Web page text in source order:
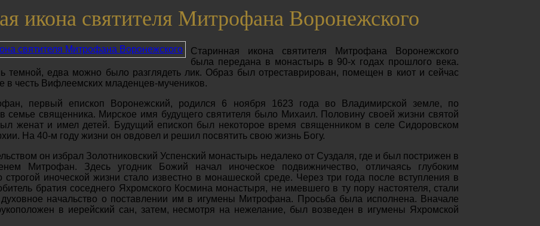
икона святителя Митрофана Воронежского
Старинная икона святителя Митрофана Воронежского
была передана в монастырь в 90-х годах прошлого века.
темной, едва можно было разглядеть лик. Образ был отреставрирован, помещен в киот и сейчас
в честь Вифлеемских младенцев-мучеников.
первый епископ Воронежский, родился 6 ноября 1623 года во Владимирской земле, по
семье священника. Мирское имя будущего святителя было Михаил. Половину своей жизни святой
женат и имел детей. Будущий епископ был некоторое время священником в селе Сидоровском
На 40-м году жизни он овдовел и решил посвятить свою жизнь Богу.
он избрал Золотниковский Успенский монастырь недалеко от Суздаля, где и был пострижен в
Митрофан. Здесь угодник Божий начал иноческое подвижничество, отличаясь глубоким
иноческой жизни стало известно в монашеской среде. Через три года после вступления в
братия соседнего Яхромского Космина монастыря, не имевшего в ту пору настоятеля, стали
духовное начальство о поставлении им в игумены Митрофана. Просьба была исполнена. Вначале
в иерейский сан, затем, несмотря на нежелание, был возведен в игумены Яхромской